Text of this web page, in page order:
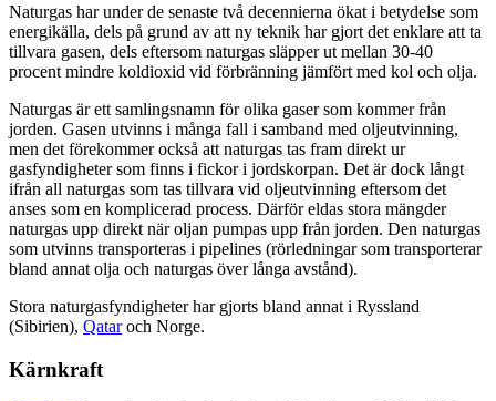
Naturgas har under de senaste två decennierna ökat i betydelse som
energikälla, dels på grund av att ny teknik har gjort det enklare att ta
tillvara gasen, dels eftersom naturgas släpper ut mellan 30-40
procent mindre koldioxid vid förbränning jämfört med kol och olja.
Naturgas är ett samlingsnamn för olika gaser som kommer från
jorden. Gasen utvinns i många fall i samband med oljeutvinning,
men det förekommer också att naturgas tas fram direkt ur
gasfyndigheter som finns i fickor i jordskorpan. Det är dock långt
ifrån all naturgas som tas tillvara vid oljeutvinning eftersom det
anses som en komplicerad process. Därför eldas stora mängder
naturgas upp direkt när oljan pumpas upp från jorden. Den naturgas
som utvinns transporteras i pipelines (rörledningar som transporterar
bland annat olja och naturgas över långa avstånd).
Stora naturgasfyndigheter har gjorts bland annat i Ryssland
(Sibirien), Qataroch Norge.
Kärnkraft